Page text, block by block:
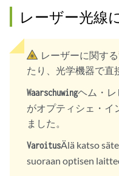
レーザー光線
レーザーに関す
たり、光学機器で直
Waarschuwingヘム・レ
がオプティシェ・イ
ました。
VaroitusÄlä katso
suoraan optisen